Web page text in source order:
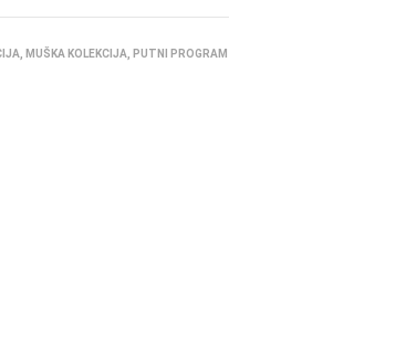
MUŠKA KOLEKCIJA
PUTNI PROGRAM